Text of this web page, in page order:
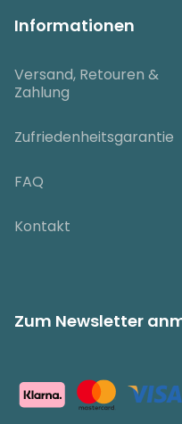
Informationen
Versand, Retouren &
Zahlung
Zufriedenheitsgarantie
FAQ
Kontakt
Zum Newsletter